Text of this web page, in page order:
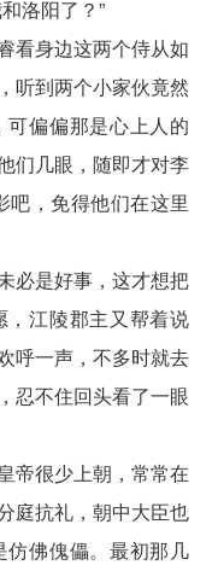
洛阳了？”
看身边这两个侍从如
听到两个小家伙竟然
偏偏那是心上人的
们几眼，随即才对李
吧，免得他们在这里
必是好事，这才想把
江陵郡主又帮着说
呼一声，不多时就去
忍不住回头看了一眼
帝很少上朝，常常在
庭抗礼，朝中大臣也
仿佛傀儡。最初那几